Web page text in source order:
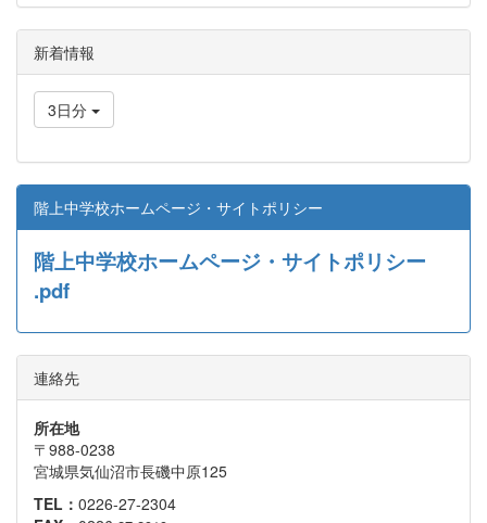
新着情報
3日分
階上中学校ホームページ・サイトポリシー
階上中学校ホームページ・サイトポリシー
.pdf
連絡先
所在地
〒988-0238
宮城県気仙沼市長磯中原125
TEL： 0226-27-2304